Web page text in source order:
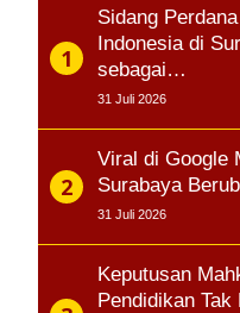
Sidang
Indonesia di
sebagai…
31 Juli 2026
Viral di Google
Surabaya
31 Juli 2026
Keputusan
Pendidikan Tak